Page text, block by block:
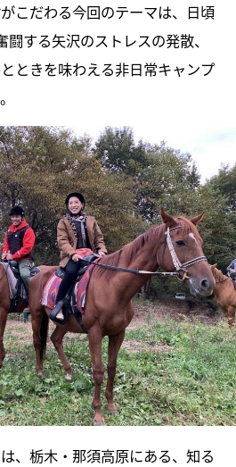
こだわる今回のテーマは、日頃
する矢沢のストレスの発散、
ときを味わえる非日常キャンプ
、栃木・那須高原にある、知る